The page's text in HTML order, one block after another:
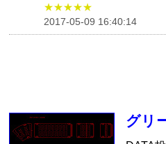
★★★★★
2017-05-09 16:40:14
グリ